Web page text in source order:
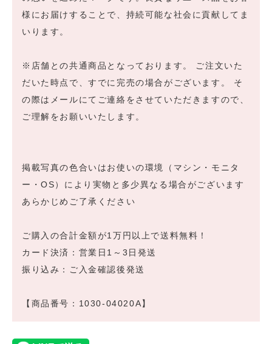
様にお届けすることで、持続可能な社会に貢献してま
いります。
※店舗との共通商品となっております。 ご注文いた
だいた時点で、すでに完売の場合がございます。 そ
の際はメールにてご連絡をさせていただきますので、
ご理解をお願いいたします。
掲載写真の色合いはお使いの環境（マシン・モニタ
ー・OS）により実物と多少異なる場合がございます
あらかじめご了承ください
ご購入の合計金額が1万円以上で送料無料！
カード決済：営業日1～3日発送
振り込み：ご入金確認後発送
【商品番号：1030-04020A】